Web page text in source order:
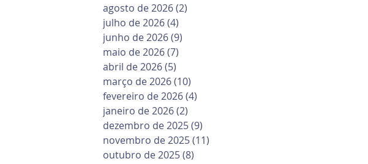
agosto de 2026(2)
julho de 2026(4)
junho de 2026(9)
maio de 2026(7)
abril de 2026(5)
março de 2026(10)
fevereiro de 2026(4)
janeiro de 2026(2)
dezembro de 2025(9)
novembro de 2025(11)
outubro de 2025(8)